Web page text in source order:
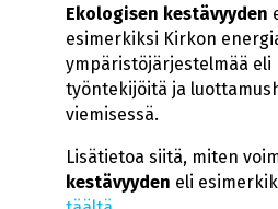
Ekologisen kestävyyden
esimerkiksi Kirkon
ympäristöjärjestelmää eli
työntekijöitä ja
viemisessä.
Lisätietoa siitä, miten
kestävyyden eli